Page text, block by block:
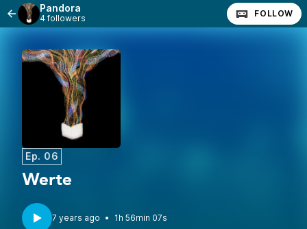
Pandora
4 followers FOLLOW
Ep. 06
Werte
• 1h 56min 07s